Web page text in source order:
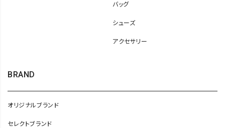
バッグ
シューズ
アクセサリー
BRAND
オリジナルブランド
セレクトブランド